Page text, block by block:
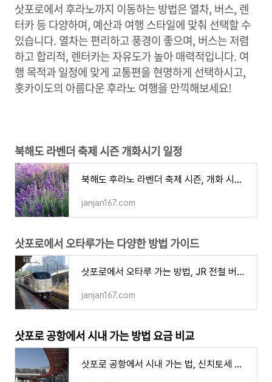
삿포로에서 후라노까지 이동하는 방법은 열차, 버스, 렌
터카 등 다양하며, 예산과 여행 스타일에 맞춰 선택할 수
있습니다. 열차는 편리하고 풍경이 좋으며, 버스는 저렴
하고 합리적, 렌터카는 자유도가 높아 매력적입니다. 여
행 목적과 일정에 맞게 교통편을 현명하게 선택하시고,
홋카이도의 아름다운 후라노 여행을 만끽해보세요!
북해도 라벤더 축제 시즌 개화시기 일정
북해도 후라노 라벤더 축제 시즌, 개화 시기 이벤트 일정 대표 명소 여행
janjan167.com
삿포로에서 오타루가는 다양한 방법 가이드
삿포로에서 오타루 가는 방법, JR 전철 버스 렌터카 요금 장단점 주의할 점
janjan167.com
삿포로 공항에서 시내 가는 방법 요금 비교
삿포로 공항에서 시내 가는 법, 신치토세 삿포로역 JR 철도 공항버스 택시